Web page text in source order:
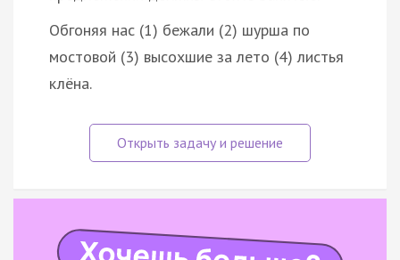
Обгоняя нас (1) бежали (2) шурша по
мостовой (3) высохшие за лето (4) листья
клёна.